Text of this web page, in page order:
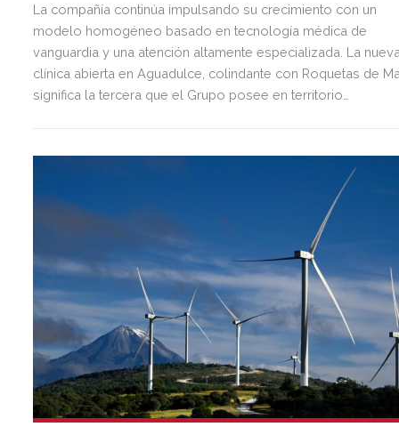
La compañía continúa impulsando su crecimiento con un
modelo homogéneo basado en tecnología médica de
vanguardia y una atención altamente especializada. La
clínica abierta en Aguadulce, colindante con Roquetas de
significa la tercera que el Grupo posee en territorio